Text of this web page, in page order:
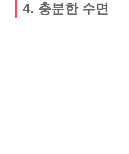
4. 충분한 수면